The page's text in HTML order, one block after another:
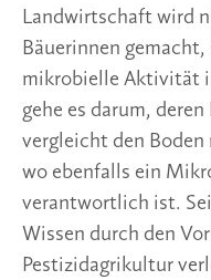
Landwirtschaft wird
Bäuerinnen
mikrobielle Aktivität
gehe es darum,
vergleicht den
wo ebenfalls ein
verantwortlich ist.
Wissen durch den
Pestizidagrikultur